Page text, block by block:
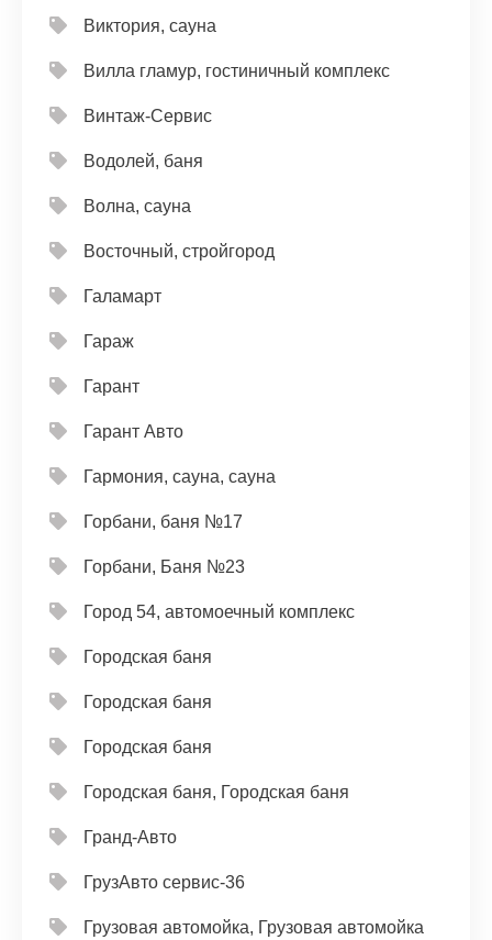
Виктория, сауна
Вилла гламур, гостиничный комплекс
Винтаж-Сервис
Водолей, баня
Волна, сауна
Восточный, стройгород
Галамарт
Гараж
Гарант
Гарант Авто
Гармония, сауна, сауна
Горбани, баня №17
Горбани, Баня №23
Город 54, автомоечный комплекс
Городская баня
Городская баня
Городская баня
Городская баня, Городская баня
Гранд-Авто
ГрузАвто сервис-36
Грузовая автомойка, Грузовая автомойка